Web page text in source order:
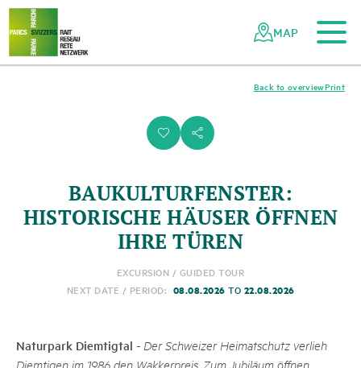
Navigating
the
Swiss
parks
Quick
navigation
To the main content
To the mobile navigation
To search
To the footer
To the sitemap
MAP
i s
Print
Back to overview
BAUKULTURFENSTER:
HISTORISCHE HÄUSER ÖFFNEN
IHRE TÜREN
EXCURSION / GUIDED TOUR
NEXT DATE / PERIOD: 08.08.2026 TO 22.08.2026
Naturpark Diemtigtal - Der Schweizer Heimatschutz verlieh
Diemtigen im 1986 den Wakkerpreis. Zum Jubiläum öffnen